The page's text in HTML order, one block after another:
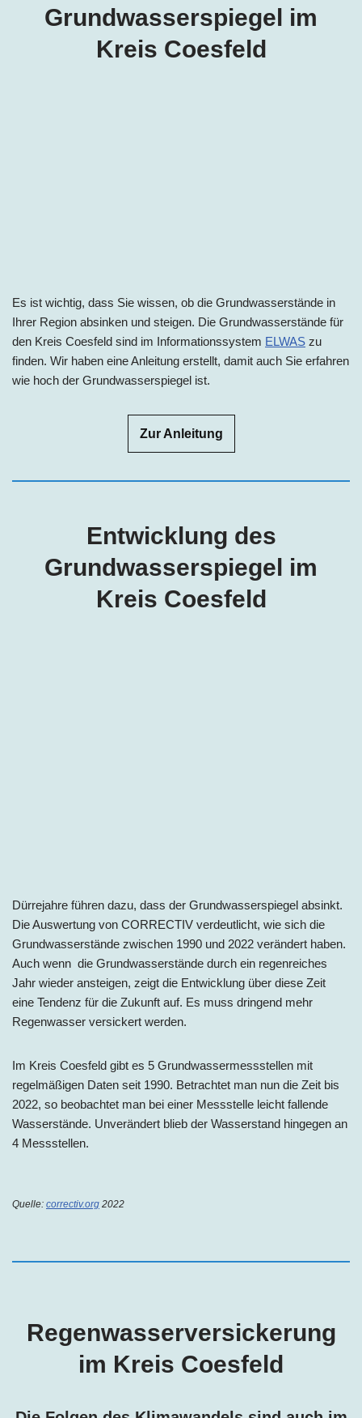
Grundwasserspiegel im
Kreis Coesfeld
Es ist wichtig, dass Sie wissen, ob die Grundwasserstände in
Ihrer Region absinken und steigen. Die Grundwasserstände für
den Kreis Coesfeld sind im Informationssystem ELWAS zu
finden. Wir haben eine Anleitung erstellt, damit auch Sie erfahren
wie hoch der Grundwasserspiegel ist.
Zur Anleitung
Entwicklung des
Grundwasserspiegel im
Kreis Coesfeld
Dürrejahre führen dazu, dass der Grundwasserspiegel absinkt.
Die Auswertung von CORRECTIV verdeutlicht, wie sich die
Grundwasserstände zwischen 1990 und 2022 verändert haben.
Auch wenn die Grundwasserstände durch ein regenreiches
Jahr wieder ansteigen, zeigt die Entwicklung über diese Zeit
eine Tendenz für die Zukunft auf. Es muss dringend mehr
Regenwasser versickert werden.
Im Kreis Coesfeld gibt es 5 Grundwassermessstellen mit
regelmäßigen Daten seit 1990. Betrachtet man nun die Zeit bis
2022, so beobachtet man bei einer Messstelle leicht fallende
Wasserstände. Unverändert blieb der Wasserstand hingegen an
4 Messstellen.
Quelle: correctiv.org 2022
Regenwasserversickerung
im Kreis Coesfeld